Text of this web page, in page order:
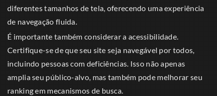
diferentes tamanhos de tela, oferecendo uma experiência
de navegação fluida.
É importante também considerar a acessibilidade.
Certifique-se de que seu site seja navegável por todos,
incluindo pessoas com deficiências. Isso não apenas
amplia seu público-alvo, mas também pode melhorar seu
ranking em mecanismos de busca.